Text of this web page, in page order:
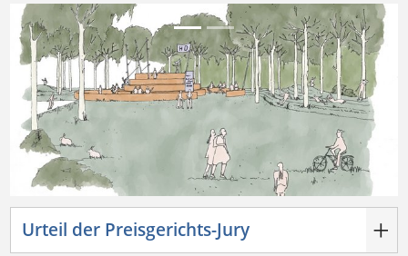
Previous Next
Urteil der Preisgerichts-Jury